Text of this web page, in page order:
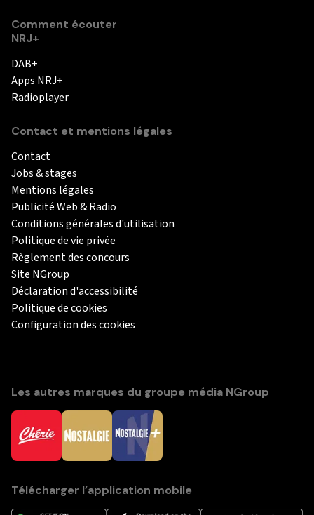
Comment écouter
NRJ+
DAB+
Apps NRJ+
Radioplayer
Contact et mentions légales
Contact
Jobs & stages
Mentions légales
Publicité Web & Radio
Conditions générales d'utilisation
Politique de vie privée
Règlement des concours
Site NGroup
Déclaration d'accessibilité
Politique de cookies
Configuration des cookies
Les autres marques du groupe média NGroup
Télécharger l’application mobile